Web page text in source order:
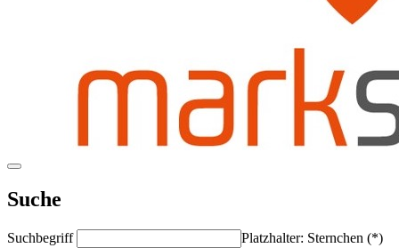
Suche
Suchbegriff
Platzhalter: Sternchen (*)